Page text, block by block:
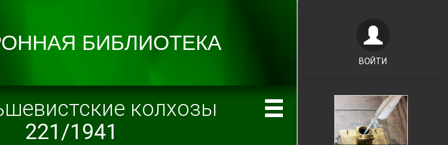
колхозы
221/1941
ВОЙТИ